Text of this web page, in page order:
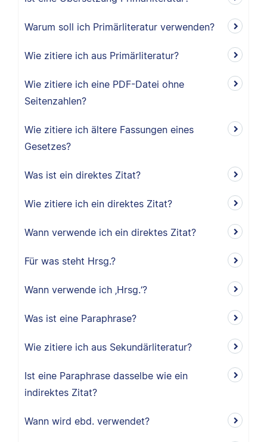
Warum soll ich Primärliteratur verwenden?
Wie zitiere ich aus Primärliteratur?
Wie zitiere ich eine PDF-Datei ohne
Seitenzahlen?
Wie zitiere ich ältere Fassungen eines
Gesetzes?
Was ist ein direktes Zitat?
Wie zitiere ich ein direktes Zitat?
Wann verwende ich ein direktes Zitat?
Für was steht Hrsg.?
Wann verwende ich ‚Hrsg.‘?
Was ist eine Paraphrase?
Wie zitiere ich aus Sekundärliteratur?
Ist eine Paraphrase dasselbe wie ein
indirektes Zitat?
Wann wird ebd. verwendet?